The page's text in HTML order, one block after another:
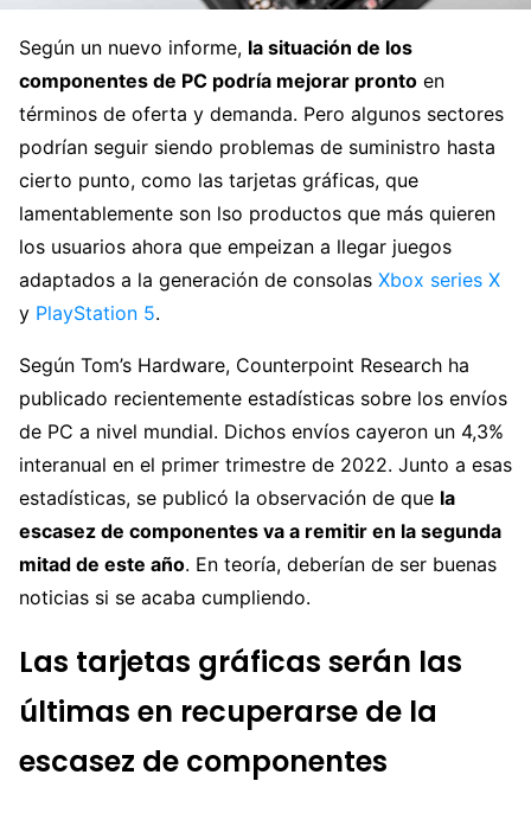
Según un nuevo informe, la situación de los
componentes de PC podría mejorar pronto en
términos de oferta y demanda. Pero algunos sectores
podrían seguir siendo problemas de suministro hasta
cierto punto, como las tarjetas gráficas, que
lamentablemente son lso productos que más quieren
los usuarios ahora que empeizan a llegar juegos
adaptados a la generación de consolas Xbox series X
y PlayStation 5.
Según Tom’s Hardware, Counterpoint Research ha
publicado recientemente estadísticas sobre los envíos
de PC a nivel mundial. Dichos envíos cayeron un 4,3%
interanual en el primer trimestre de 2022. Junto a esas
estadísticas, se publicó la observación de que la
escasez de componentes va a remitir en la segunda
mitad de este año. En teoría, deberían de ser buenas
noticias si se acaba cumpliendo.
Las tarjetas gráficas serán las
últimas en recuperarse de la
escasez de componentes